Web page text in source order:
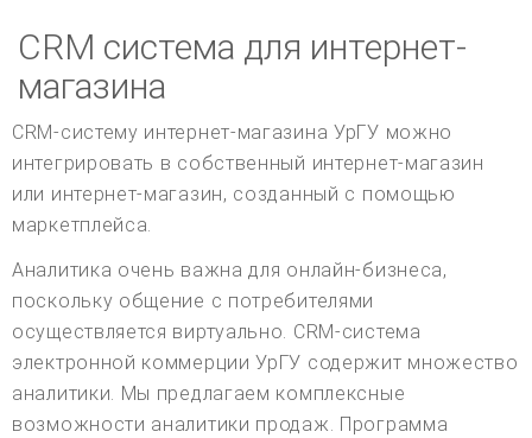
CRM система для интернет-
магазина
CRM-систему интернет-магазина УрГУ можно
интегрировать в собственный интернет-магазин
или интернет-магазин, созданный с помощью
маркетплейса.
Аналитика очень важна для онлайн-бизнеса,
поскольку общение с потребителями
осуществляется виртуально. CRM-система
электронной коммерции УрГУ содержит множество
аналитики. Мы предлагаем комплексные
возможности аналитики продаж. Программа